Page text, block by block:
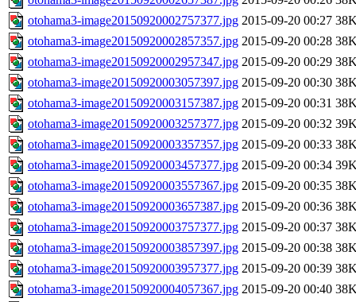
otohama3-image20150920002757377.jpg 2015-09-20 00:27
otohama3-image20150920002857357.jpg 2015-09-20 00:28
otohama3-image20150920002957347.jpg 2015-09-20 00:29
otohama3-image20150920003057397.jpg 2015-09-20 00:30
otohama3-image20150920003157387.jpg 2015-09-20 00:31
otohama3-image20150920003257377.jpg 2015-09-20 00:32
otohama3-image20150920003357357.jpg 2015-09-20 00:33
otohama3-image20150920003457377.jpg 2015-09-20 00:34
otohama3-image20150920003557367.jpg 2015-09-20 00:35
otohama3-image20150920003657387.jpg 2015-09-20 00:36
otohama3-image20150920003757377.jpg 2015-09-20 00:37
otohama3-image20150920003857397.jpg 2015-09-20 00:38
otohama3-image20150920003957377.jpg 2015-09-20 00:39
otohama3-image20150920004057367.jpg 2015-09-20 00:40